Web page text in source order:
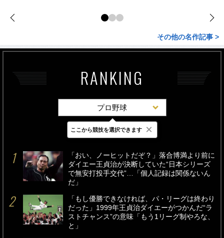
その他の名作記事 >
RANKING
プロ野球
最新 24時間 週間
「おい、ノーヒットだぞ？」落合博満より前に
ダイエー王貞治が決断していた“日本シリーズ
で無安打投手交代”…「個人記録は関係ないん
だ」
「もし優勝できなければ、パ・リーグは終わり
だった」1999年王貞治ダイエーがつかんだ“ラ
ストチャンス”の意味「もう1リーグ制やろな、
と」
ここから競技を選択できます ×